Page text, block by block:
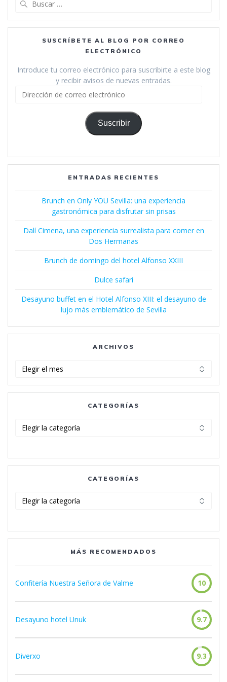
SUSCRÍBETE AL BLOG POR CORREO
ELECTRÓNICO
Introduce tu correo electrónico para suscribirte a este blog
y recibir avisos de nuevas entradas.
Dirección
de
correo
electrónico
Suscribir
ENTRADAS RECIENTES
Brunch en Only YOU Sevilla: una experiencia
gastronómica para disfrutar sin prisas
Dalí Cimena, una experiencia surrealista para comer en
Dos Hermanas
Brunch de domingo del hotel Alfonso XXIII
Dulce safari
Desayuno buffet en el Hotel Alfonso XIII: el desayuno de
lujo más emblemático de Sevilla
ARCHIVOS
CATEGORÍAS
CATEGORÍAS
MÁS RECOMENDADOS
Confitería Nuestra Señora de Valme 10
Desayuno hotel Unuk 9.7
Diverxo 9.3